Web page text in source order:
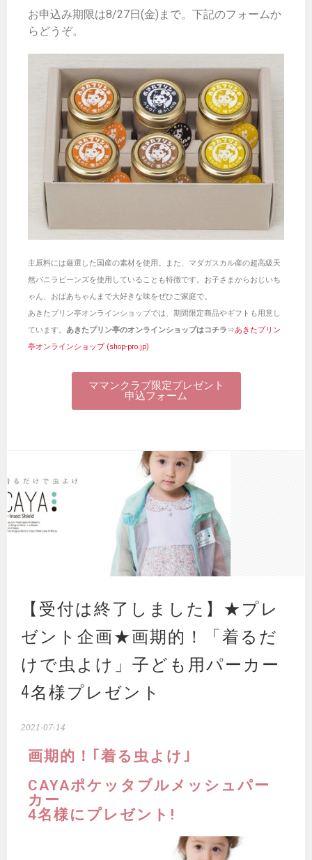
お申込み期限は8/27日(金)まで。下記のフォームか
らどうぞ。
主原料には厳選した国産の素材を使用。また、マダガスカル産の超高級天
然バニラビーンズを使用していることも特徴です。お子さまからおじいち
ゃん、おばあちゃんまで大好きな味をぜひご家庭で。
あきたプリン亭オンラインショップでは、期間限定商品やギフトも用意し
ています。あきたプリン亭のオンラインショップはコチラ⇒あきたプリン
亭オンラインショップ (shop-pro.jp)
ママンクラブ限定プレゼント
申込フォーム
【受付は終了しました】★プレ
ゼント企画★画期的！「着るだ
けで虫よけ」子ども用パーカー
4名様プレゼント
2021-07-14
画期的！｢着る虫よけ｣
CAYAポケッタブルメッシュパー
カー
4名様にプレゼント!